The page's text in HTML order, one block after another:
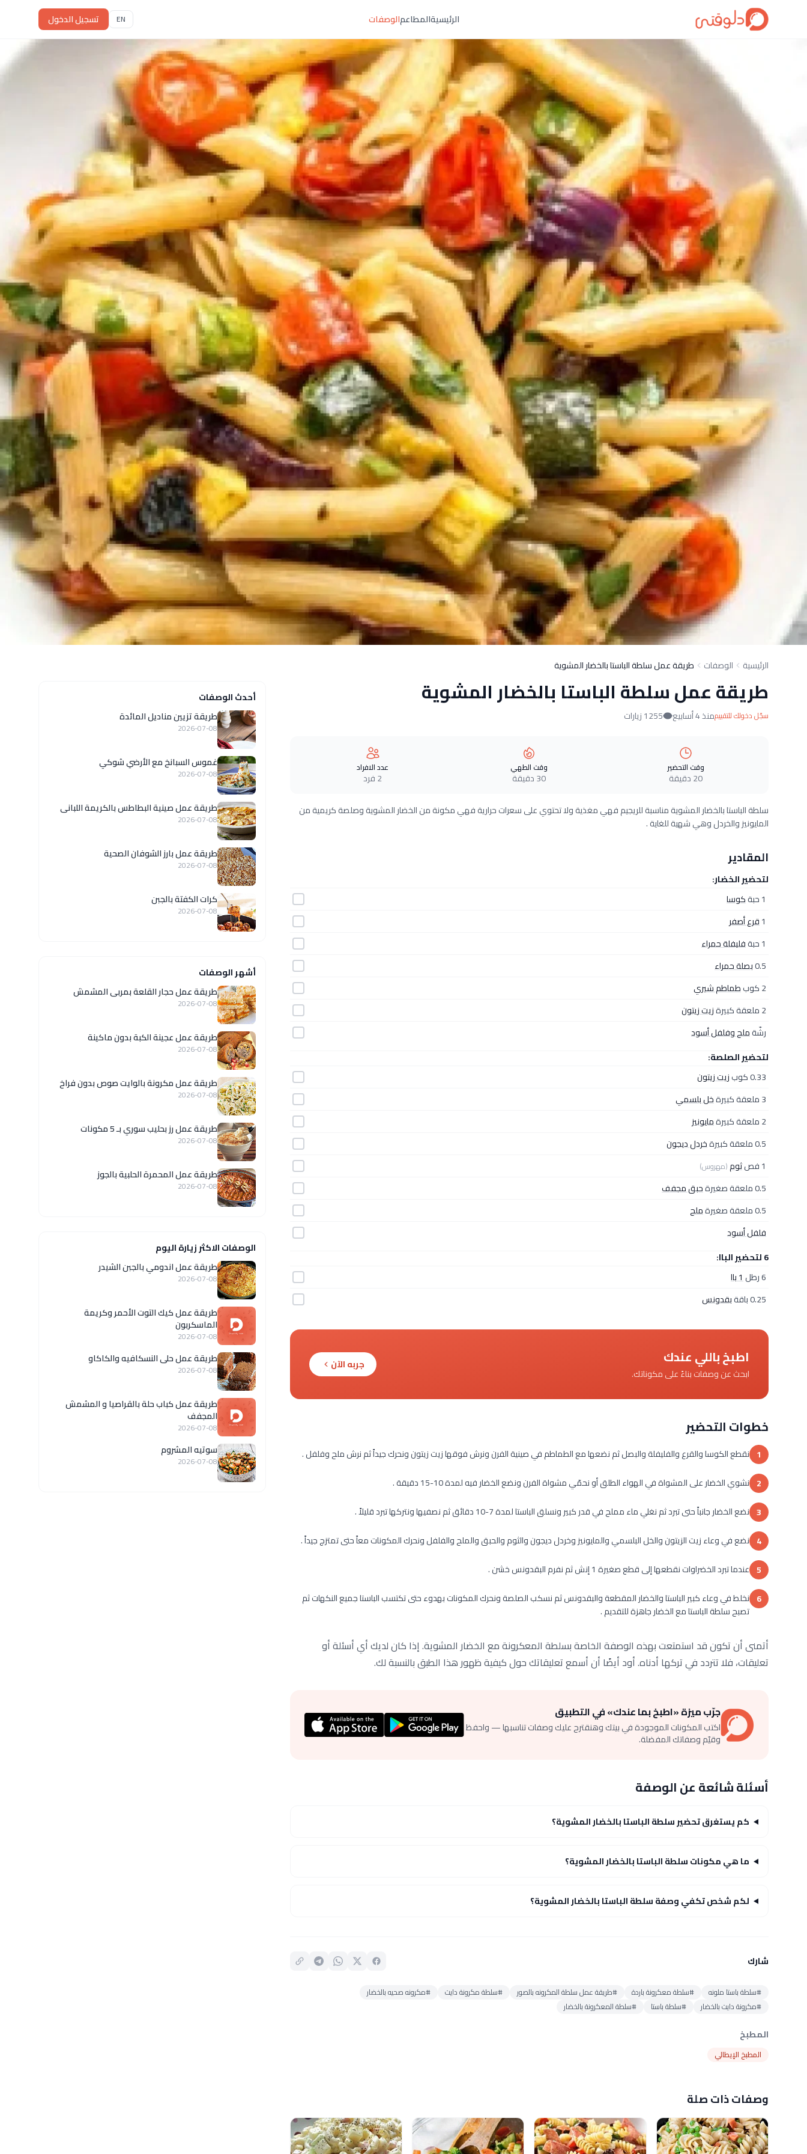
الرئيسيةالمطاعمالوصفات EN تسجيل الدخول
الرئيسية الوصفات طريقة عمل سلطة الباستا بالخضار المشوية
طريقة عمل سلطة الباستا بالخضار المشوية
سجّل دخولك للتقييممنذ 4 أسابيع 1255 زيارات
وقت التحضير
20 دقيقة
وقت الطهي
30 دقيقة
عدد الافراد
2 فرد
سلطة الباستا بالخضار المشوية مناسبة للريجيم فهي مغذية ولا تحتوي على سعرات حرارية فهي مكونة من الخضار المشوية وصلصة كريمية من
المايونيز والخردل وهي شهية للغاية .
المقادير
لتحضير الخضار:
1 حبة
كوسا
1قرع أصفر
1 حبة
فليفلة حمراء
0.5بصلة حمراء
2 كوب
طماطم شيري
2 ملعقة كبيرة
زيت زيتون
رشّةملح وفلفل أسود
لتحضير الصلصة:
0.33 كوب
زيت زيتون
3 ملعقة كبيرة
خل بلسمي
2 ملعقة كبيرة
مايونيز
0.5 ملعقة كبيرة
خردل ديجون
1 فص
ثوم(مهروس)
0.5 ملعقة صغيرة
حبق مجفف
0.5 ملعقة صغيرة
ملح
فلفل أسود
6 لتحضير الباا:
6 رطل
1 باا
0.25 باقة
بقدونس
اطبخ باللي عندك
ابحث عن وصفات بناءً على مكوناتك.
جربه الآن
خطوات التحضير
1 نقطع الكوسا والقرع والفليفلة والبصل ثم نضعها مع الطماطم في صينية الفرن ونرش فوقها زيت زيتون ونحرك جيداً ثم نرش ملح وفلفل .
2 نشوي الخضار على المشواة في الهواء الطلق أو نحمّي مشواة الفرن ونضع الخضار فيه لمدة 10-15 دقيقة .
3 نضع الخضار جانباً حتى تبرد ثم نغلي ماء مملح في قدر كبير ونسلق الباستا لمدة 7-10 دقائق ثم نصفيها ونتركها تبرد قليلاً .
4 نضع في وعاء زيت الزيتون والخل البلسمي والمايونيز وخردل ديجون والثوم والحبق والملح والفلفل ونحرك المكونات معاً حتى تمتزج جيداً .
5 عندما تبرد الخضراوات نقطعها إلى قطع صغيرة 1 إنش ثم نفرم البقدونس خشن .
6 نخلط في وعاء كبير الباستا والخضار المقطعة والبقدونس ثم نسكب الصلصة ونحرك المكونات بهدوء حتى تكتسب الباستا جميع النكهات ثم
تصبح سلطة الباستا مع الخضار جاهزة للتقديم .
أتمنى أن تكون قد استمتعت بهذه الوصفة الخاصة بسلطة المعكرونة مع الخضار المشوية. إذا كان لديك أي أسئلة أو
تعليقات، فلا تتردد في تركها أدناه. أود أيضًا أن أسمع تعليقاتك حول كيفية ظهور هذا الطبق بالنسبة لك.
جرّب ميزة «اطبخ بما عندك» في التطبيق
اكتب المكونات الموجودة في بيتك وهنقترح عليك وصفات تناسبها — واحفظ
وقيّم وصفاتك المفضلة.
أسئلة شائعة عن الوصفة
كم يستغرق تحضير سلطة الباستا بالخضار المشوية؟
ما هي مكونات سلطة الباستا بالخضار المشوية؟
لكم شخص تكفي وصفة سلطة الباستا بالخضار المشوية؟
شارك
#سلطة باستا ملونه #سلطة معكرونة باردة #طريقة عمل سلطة المكرونه بالصور #سلطة مكرونة دايت
#مكرونه صحيه بالخضار
#مكرونة دايت بالخضار
#سلطة باستا #سلطة المعكرونة بالخضار
المطبخ
المطبخ الإيطالي
وصفات ذات صلة
أحدث الوصفات
طريقة تزيين مناديل المائدة
2026-07-08
غموس السبانخ مع الأرضي شوكي
2026-07-08
طريقة عمل صينية البطاطس بالكريمة اللبانى
2026-07-08
طريقة عمل بارز الشوفان الصحية
2026-07-08
كرات الكفتة بالجبن
2026-07-08
أشهر الوصفات
طريقة عمل حجار القلعة بمربى المشمش
2026-07-08
طريقة عمل عجينة الكبة بدون ماكينة
2026-07-08
طريقة عمل مكرونة بالوايت صوص بدون فراخ
2026-07-08
طريقة عمل رز بحليب سوري بـ 5 مكونات
2026-07-08
طريقة عمل المحمرة الحلبية بالجوز
2026-07-08
الوصفات الاكثر زيارة اليوم
طريقة عمل اندومي بالجبن الشيدر
2026-07-08
طريقة عمل كيك التوت الأحمر وكريمة
الماسكربون
2026-07-08
طريقة عمل حلى النسكافيه والكاكاو
2026-07-08
طريقة عمل كباب حلة بالقراصيا و المشمش
المجفف
2026-07-08
سوتيه المشروم
2026-07-08